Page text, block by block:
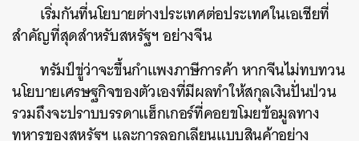
เริ่มกันที่นโยบายต่างประเทศต่อประเทศในเอเชียที่
สำคัญที่สุดสำหรับสหรัฐฯ อย่างจีน
ทรัมป์ขู่ว่าจะขึ้นกำแพงภาษีการค้า หากจีนไม่ทบทวน
นโยบายเศรษฐกิจของตัวเองที่มีผลทำให้สกุลเงินปั่นป่วน
รวมถึงจะปราบบรรดาแฮ็กเกอร์ที่คอยขโมยข้อมูลทาง
ทหารของสหรัฐฯ และการลอกเลียนแบบสินค้าอย่าง